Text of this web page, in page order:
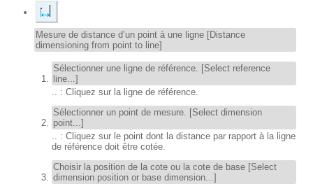
Mesure de distance d’un point à une ligne [Distance
dimensioning from point to line]
Sélectionner une ligne de référence. [Select reference
line...]
.. : Cliquez sur la ligne de référence.
Sélectionner un point de mesure. [Select dimension
point...]
.. : Cliquez sur le point dont la distance par rapport à la ligne
de référence doit être cotée.
Choisir la position de la cote ou la cote de base [Select
dimension position or base dimension...]